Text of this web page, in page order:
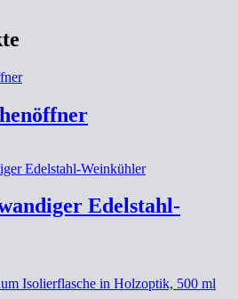
Edelstahl-